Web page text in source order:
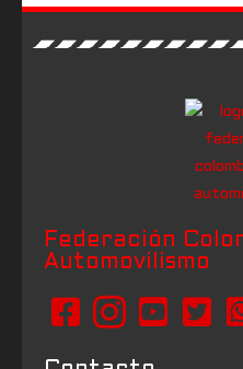
Federación
Automovilismo